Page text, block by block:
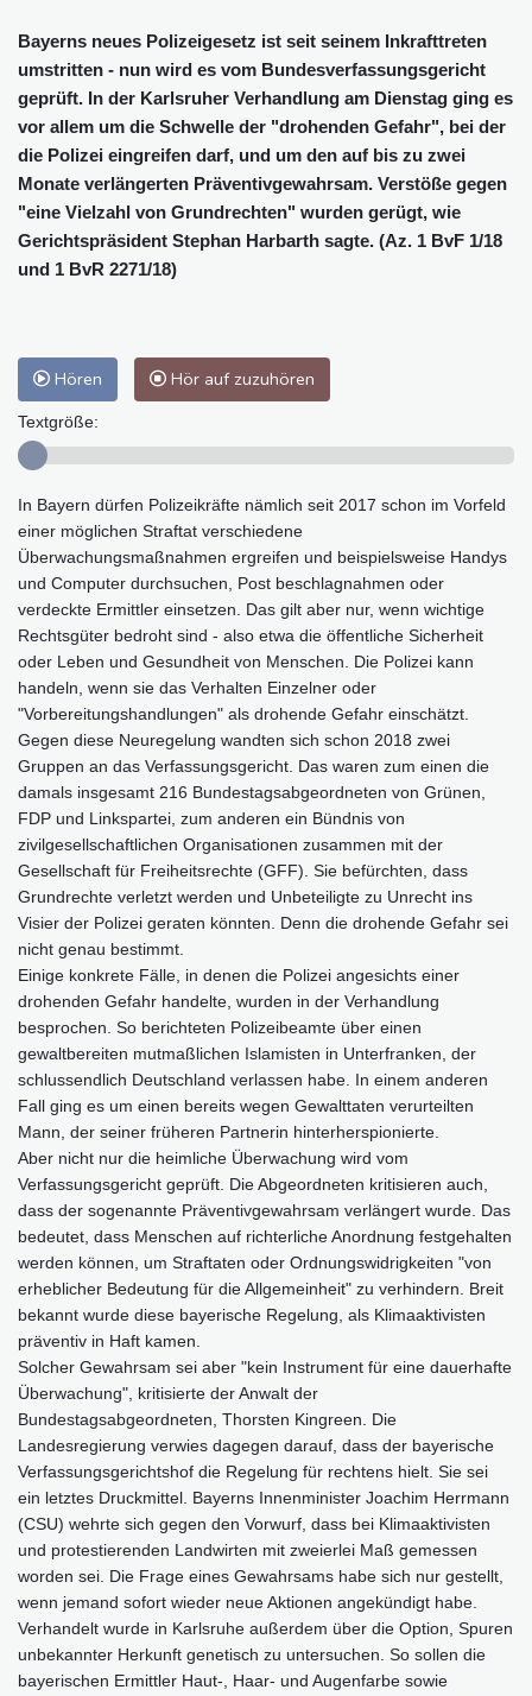
Bayerns neues Polizeigesetz ist seit seinem Inkrafttreten
umstritten - nun wird es vom Bundesverfassungsgericht
geprüft. In der Karlsruher Verhandlung am Dienstag ging es
vor allem um die Schwelle der "drohenden Gefahr", bei der
die Polizei eingreifen darf, und um den auf bis zu zwei
Monate verlängerten Präventivgewahrsam. Verstöße gegen
"eine Vielzahl von Grundrechten" wurden gerügt, wie
Gerichtspräsident Stephan Harbarth sagte. (Az. 1 BvF 1/18
und 1 BvR 2271/18)
Hören Hör auf zuzuhören
Textgröße:
In Bayern dürfen Polizeikräfte nämlich seit 2017 schon im Vorfeld
einer möglichen Straftat verschiedene
Überwachungsmaßnahmen ergreifen und beispielsweise Handys
und Computer durchsuchen, Post beschlagnahmen oder
verdeckte Ermittler einsetzen. Das gilt aber nur, wenn wichtige
Rechtsgüter bedroht sind - also etwa die öffentliche Sicherheit
oder Leben und Gesundheit von Menschen. Die Polizei kann
handeln, wenn sie das Verhalten Einzelner oder
"Vorbereitungshandlungen" als drohende Gefahr einschätzt.
Gegen diese Neuregelung wandten sich schon 2018 zwei
Gruppen an das Verfassungsgericht. Das waren zum einen die
damals insgesamt 216 Bundestagsabgeordneten von Grünen,
FDP und Linkspartei, zum anderen ein Bündnis von
zivilgesellschaftlichen Organisationen zusammen mit der
Gesellschaft für Freiheitsrechte (GFF). Sie befürchten, dass
Grundrechte verletzt werden und Unbeteiligte zu Unrecht ins
Visier der Polizei geraten könnten. Denn die drohende Gefahr sei
nicht genau bestimmt.
Einige konkrete Fälle, in denen die Polizei angesichts einer
drohenden Gefahr handelte, wurden in der Verhandlung
besprochen. So berichteten Polizeibeamte über einen
gewaltbereiten mutmaßlichen Islamisten in Unterfranken, der
schlussendlich Deutschland verlassen habe. In einem anderen
Fall ging es um einen bereits wegen Gewalttaten verurteilten
Mann, der seiner früheren Partnerin hinterherspionierte.
Aber nicht nur die heimliche Überwachung wird vom
Verfassungsgericht geprüft. Die Abgeordneten kritisieren auch,
dass der sogenannte Präventivgewahrsam verlängert wurde. Das
bedeutet, dass Menschen auf richterliche Anordnung festgehalten
werden können, um Straftaten oder Ordnungswidrigkeiten "von
erheblicher Bedeutung für die Allgemeinheit" zu verhindern. Breit
bekannt wurde diese bayerische Regelung, als Klimaaktivisten
präventiv in Haft kamen.
Solcher Gewahrsam sei aber "kein Instrument für eine dauerhafte
Überwachung", kritisierte der Anwalt der
Bundestagsabgeordneten, Thorsten Kingreen. Die
Landesregierung verwies dagegen darauf, dass der bayerische
Verfassungsgerichtshof die Regelung für rechtens hielt. Sie sei
ein letztes Druckmittel. Bayerns Innenminister Joachim Herrmann
(CSU) wehrte sich gegen den Vorwurf, dass bei Klimaaktivisten
und protestierenden Landwirten mit zweierlei Maß gemessen
worden sei. Die Frage eines Gewahrsams habe sich nur gestellt,
wenn jemand sofort wieder neue Aktionen angekündigt habe.
Verhandelt wurde in Karlsruhe außerdem über die Option, Spuren
unbekannter Herkunft genetisch zu untersuchen. So sollen die
bayerischen Ermittler Haut-, Haar- und Augenfarbe sowie